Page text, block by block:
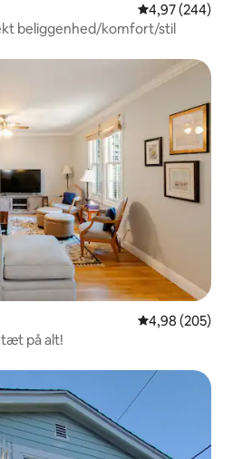
4,97 ud af 5 i
4,97 (244)
beliggenhed/komfort/stil
4,98 ud af 5 i
4,98 (205)
tæt på alt!